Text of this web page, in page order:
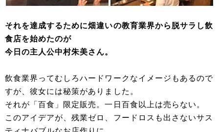
それを達成するために畑違いの教育業界から脱サラし飲
食店を始めたのが
今日の主人公中村朱美さん。
飲食業界ってむしろハードワークなイメージもあるので
すが、彼女には秘策がありました。
それが「百食」限定販売。一日百食以上は売らない。
このアイデアが、残業ゼロ、フードロスも出さないサス